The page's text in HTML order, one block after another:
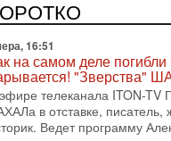
АХИ «Дракон» (Drakon),
субмариной в
16:51
на самом деле
"Зверства"
телеканала ITON-TV
в отставке, писатель,
Ведет программу